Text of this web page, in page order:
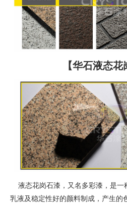
【华石液态花
液态花岗石漆，又名多彩漆，是一
乳液及稳定性好的颜料制成，产生的